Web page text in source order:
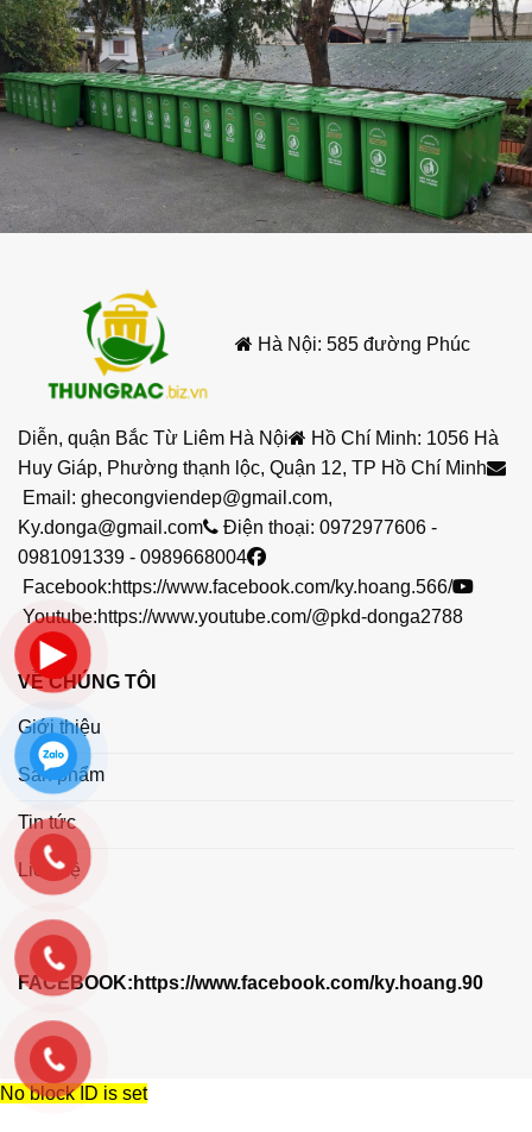
Hà Nội: 585 đường Phúc
Diễn, quận Bắc Từ Liêm Hà Nội
Hồ Chí Minh: 1056 Hà
Huy Giáp, Phường thạnh lộc, Quận 12, TP Hồ Chí Minh
Email: ghecongviendep@gmail.com,
Ky.donga@gmail.com
Điện thoại: 0972977606 -
0981091339 - 0989668004
Facebook:https://www.facebook.com/ky.hoang.566/
Youtube:https://www.youtube.com/@pkd-donga2788
VỀ CHÚNG TÔI
Giới thiệu
Sản phẩm
Tin tức
Liên hệ
FACEBOOK: https://www.facebook.com/ky.hoang.90
No block ID is set